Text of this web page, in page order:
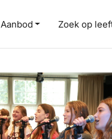
Aanbod Zoek op